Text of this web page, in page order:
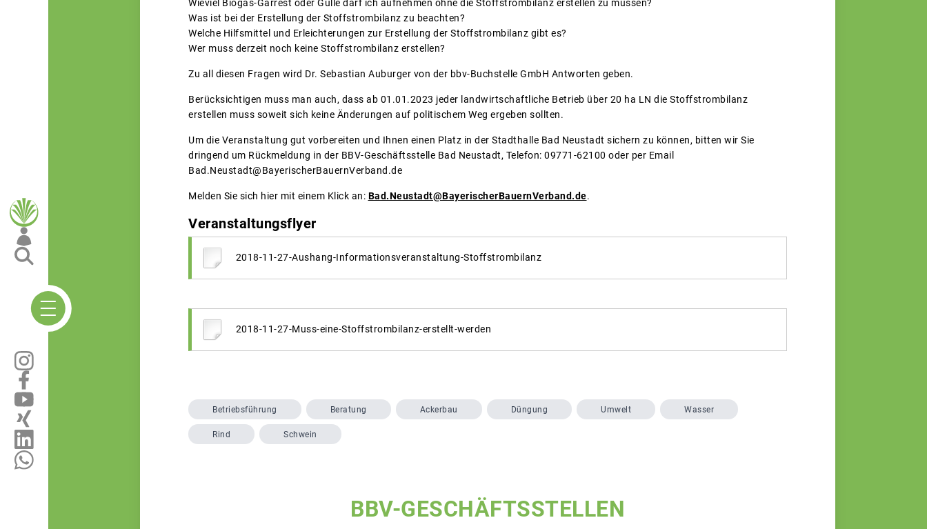
Wieviel Biogas-Gärrest oder Gülle darf ich aufnehmen ohne die Stoffstrombilanz erstellen zu müssen?
Was ist bei der Erstellung der Stoffstrombilanz zu beachten?
Welche Hilfsmittel und Erleichterungen zur Erstellung der Stoffstrombilanz gibt es?
Wer muss derzeit noch keine Stoffstrombilanz erstellen?
Zu all diesen Fragen wird Dr. Sebastian Auburger von der bbv-Buchstelle GmbH Antworten geben.
Berücksichtigen muss man auch, dass ab 01.01.2023 jeder landwirtschaftliche Betrieb über 20 ha LN die Stoffstrombilanz
erstellen muss soweit sich keine Änderungen auf politischem Weg ergeben sollten.
Um die Veranstaltung gut vorbereiten und Ihnen einen Platz in der Stadthalle Bad Neustadt sichern zu können, bitten wir Sie
dringend um Rückmeldung in der BBV-Geschäftsstelle Bad Neustadt, Telefon: 09771-62100 oder per Email
Bad.Neustadt@BayerischerBauernVerband.de
Melden Sie sich hier mit einem Klick an: Bad.Neustadt@BayerischerBauernVerband.de.
Veranstaltungsflyer
2018-11-27-Aushang-Informationsveranstaltung-Stoffstrombilanz
2018-11-27-Muss-eine-Stoffstrombilanz-erstellt-werden
Betriebsführung Beratung Ackerbau Düngung Umwelt Wasser
Rind Schwein
BBV-GESCHÄFTSSTELLEN